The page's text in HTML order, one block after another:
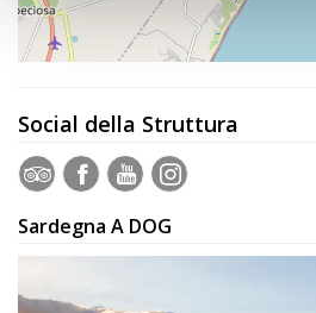
Social della Struttura
Sardegna A DOG